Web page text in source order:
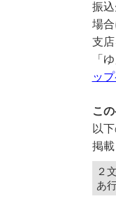
振
場
支
「
ッ
こ
以
掲
２
あ